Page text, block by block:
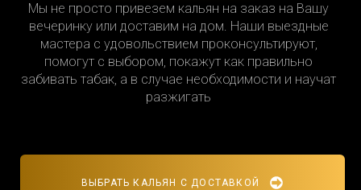
Мы не просто привезем кальян на заказ на Вашу
вечеринку или доставим на дом. Наши выездные
мастера с удовольствием проконсультируют,
помогут с выбором, покажут как правильно
забивать табак, а в случае необходимости и научат
разжигать
ВЫБРАТЬ КАЛЬЯН С ДОСТАВКОЙ